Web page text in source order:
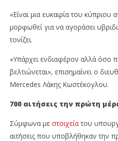
«Είναι μια ευκαιρία του κύπριου
μορφωθεί για να αγοράσει
τονίζει.
«Υπάρχει ενδιαφέρον αλλά όσο
βελτιώνεται», επισημαίνει ο
Mercedes Λάκης Κωστέκογλου.
700 αιτήσεις την πρώτη
Σύμφωνα με στοιχεία του
αιτήσεις που υποβλήθηκαν την